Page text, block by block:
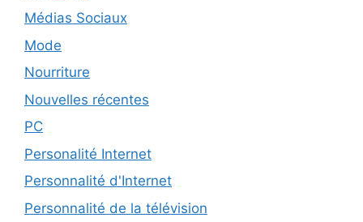
Médias Sociaux
Mode
Nourriture
Nouvelles récentes
PC
Personalité Internet
Personnalité d'Internet
Personnalité de la télévision